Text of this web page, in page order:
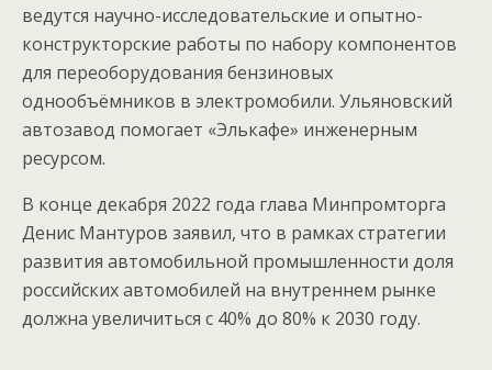
ведутся научно-исследовательские и опытно-
конструкторские работы по набору компонентов
для переоборудования бензиновых
однообъёмников в электромобили. Ульяновский
автозавод помогает «Элькафе» инженерным
ресурсом.
В конце декабря 2022 года глава Минпромторга
Денис Мантуров заявил, что в рамках стратегии
развития автомобильной промышленности доля
российских автомобилей на внутреннем рынке
должна увеличиться с 40% до 80% к 2030 году.